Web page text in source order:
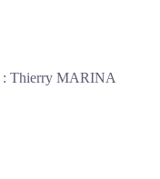
: Thierry MARINA